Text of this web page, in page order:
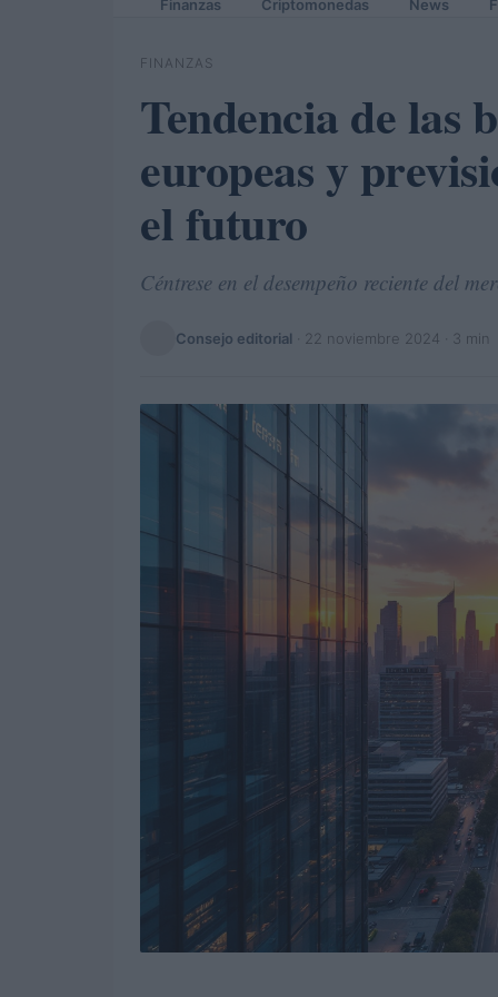
Finanzas Criptomonedas News
FINANZAS
Tendencia de las
europeas y
el futuro
Céntrese en el desempeño reciente del
Consejo editorial 22 noviembre 2024 · 3 min